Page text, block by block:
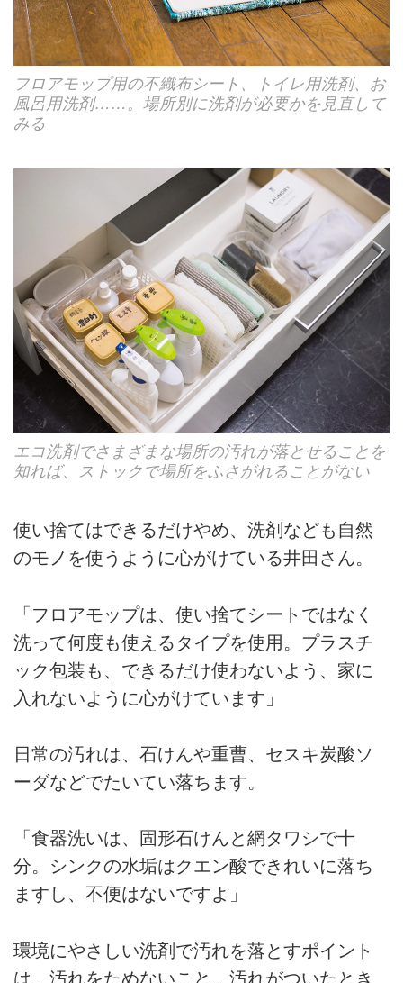
フロアモップ用の不織布シート、トイレ用洗剤、お
風呂用洗剤……。場所別に洗剤が必要かを見直して
みる
エコ洗剤でさまざまな場所の汚れが落とせることを
知れば、ストックで場所をふさがれることがない
使い捨てはできるだけやめ、洗剤なども自然
のモノを使うように心がけている井田さん。
「フロアモップは、使い捨てシートではなく
洗って何度も使えるタイプを使用。プラスチ
ック包装も、できるだけ使わないよう、家に
入れないように心がけています」
日常の汚れは、石けんや重曹、セスキ炭酸ソ
ーダなどでたいてい落ちます。
「食器洗いは、固形石けんと網タワシで十
分。シンクの水垢はクエン酸できれいに落ち
ますし、不便はないですよ」
環境にやさしい洗剤で汚れを落とすポイント
は、汚れをためないこと。汚れがついたとき